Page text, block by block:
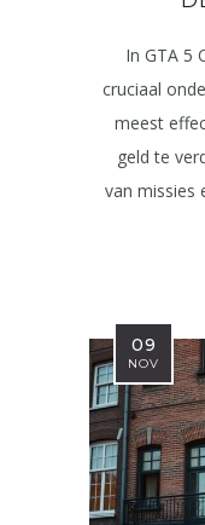
In GTA 5
cruciaal
meest
geld te
van missies
09
NOV